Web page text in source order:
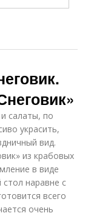
салаты, по
украсить,
вид.
из крабовых
в виде
стол наравне с
всего
очень